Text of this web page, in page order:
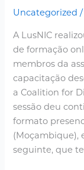
Uncategorized /
A LusNIC
de formação
membros da
capacitação
a Coalition for
sessão deu
formato
(Moçambique),
seguinte, que